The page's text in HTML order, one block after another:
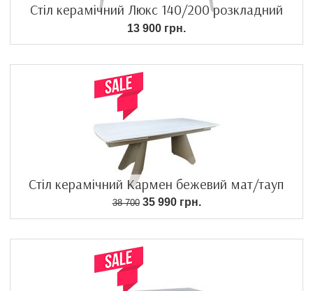
Стіл керамічний Люкс 140/200 розкладний
13 900 грн.
Стіл керамічний Кармен бежевий мат/тауп
38 70035 990 грн.